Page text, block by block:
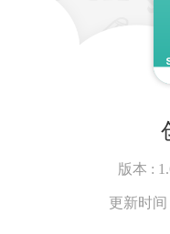
版本 :
更新时间